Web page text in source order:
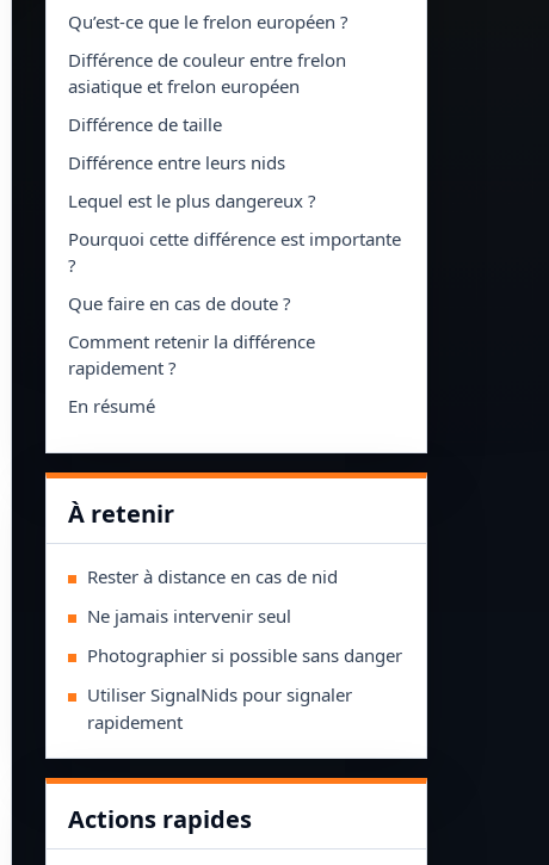
Qu’est-ce que le frelon européen ?
Différence de couleur entre frelon
asiatique et frelon européen
Différence de taille
Différence entre leurs nids
Lequel est le plus dangereux ?
Pourquoi cette différence est importante
?
Que faire en cas de doute ?
Comment retenir la différence
rapidement ?
En résumé
À retenir
Rester à distance en cas de nid
Ne jamais intervenir seul
Photographier si possible sans danger
Utiliser SignalNids pour signaler
rapidement
Actions rapides